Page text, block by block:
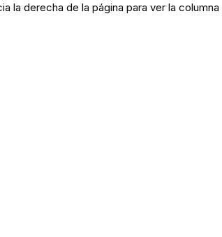
la derecha de la página para ver la columna